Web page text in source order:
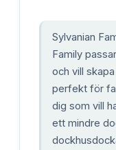
Sylvanian
Family
och vill
perfekt för
dig som vill
ett mindre